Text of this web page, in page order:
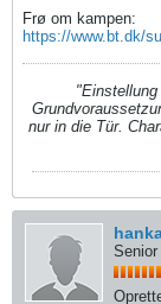
Frø om kampen:
https://www.bt.dk/
nur in die Tür.